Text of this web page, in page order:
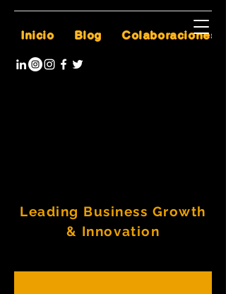
Inicio Blog Colaboraciones
Leading Business Growth
& Innovation